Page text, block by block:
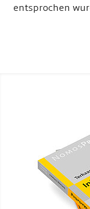
entsprochen